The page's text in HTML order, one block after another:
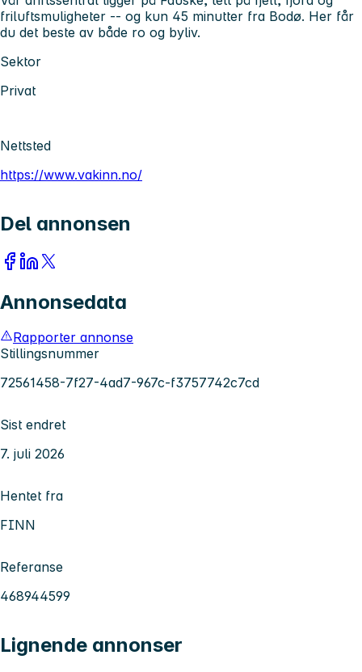
friluftsmuligheter -- og kun 45 minutter fra Bodø. Her får
du det beste av både ro og byliv.
Sektor
Privat
Nettsted
https://www.vakinn.no/
Del annonsen
Annonsedata
Rapporter annonse
Stillingsnummer
72561458-7f27-4ad7-967c-f3757742c7cd
Sist endret
7. juli 2026
Hentet fra
FINN
Referanse
468944599
Lignende annonser